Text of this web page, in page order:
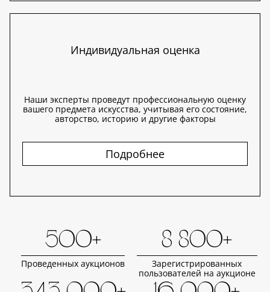
Индивидуальная оценка
Наши эксперты проведут профессиональную оценку
вашего предмета искусства, учитывая его состояние,
авторство, историю и другие факторы
Подробнее
500+
Проведенных аукционов
8 800+
Зарегистрированных
пользователей на аукционе